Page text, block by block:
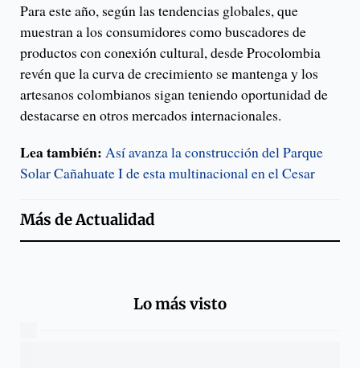
Para este año, según las tendencias globales, que
muestran a los consumidores como buscadores de
productos con conexión cultural, desde Procolombia
revén que la curva de crecimiento se mantenga y los
artesanos colombianos sigan teniendo oportunidad de
destacarse en otros mercados internacionales.
Lea también: Así avanza la construcción del Parque
Solar Cañahuate I de esta multinacional en el Cesar
Más deActualidad
Lo más visto